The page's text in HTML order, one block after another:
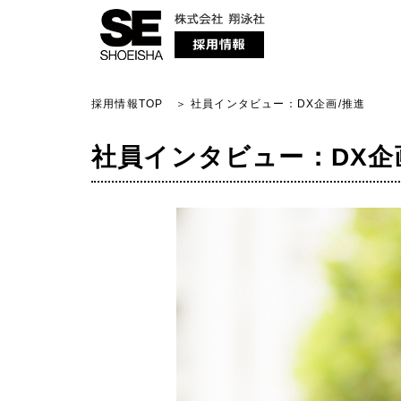
採用情報TOP ＞ 社員インタビュー：DX企画/推進
社員インタビュー：DX企